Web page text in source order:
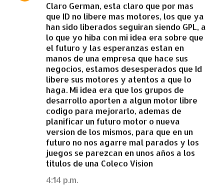
Claro German, esta claro que por mas
que ID no libere mas motores, los que ya
han sido liberados seguiran siendo GPL, a
lo que yo hiba con mi idea era sobre que
el futuro y las esperanzas estan en
manos de una empresa que hace sus
negocios, estamos desesperados que Id
libere sus motores y atentos a que lo
haga. Mi idea era que los grupos de
desarrollo aporten a algun motor libre
codigo para mejorarlo, ademas de
planificar un futuro motor o nueva
version de los mismos, para que en un
futuro no nos agarre mal parados y los
juegos se parezcan en unos años a los
titulos de una Coleco Vision
4:14 p.m.